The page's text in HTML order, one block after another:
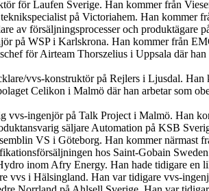
för Laufen Sverige. Han kommer från
på Victoriahem. Han kommer
av försäljningsprocesser och produktägare
på WSP i Karlskrona. Han kommer från
för Airteam Thorszelius i Uppsala där
vvs-konstruktör på Rejlers i Ljusdal.
Celikon i Malmö där han arbetar som
vvs-ingenjör på Talk Project i Malmö. Han
säljare Automation på KSB
VS i Göteborg. Han kommer närmast
hos Saint-Gobain
inom Afry Energy. Han hade tidigare en
vvs i Hälsingland. Han var tidigare vvs-